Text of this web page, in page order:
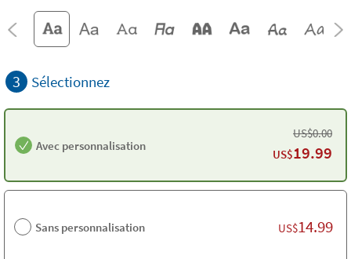
3 Sélectionnez
Avec personnalisation
US$0.00
US$19.99
Sans personnalisation US$14.99